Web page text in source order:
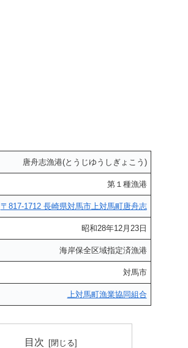
唐舟志漁港(とうじゆうしぎょこう)
第１種漁港
〒817-1712 長崎県対馬市上対馬町唐舟志
昭和28年12月23日
海岸保全区域指定済漁港
対馬市
上対馬町漁業協同組合
目次